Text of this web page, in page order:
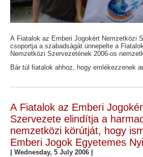
A Fiatalok az Emberi Jogokért Nemzetközi
csoportja a szabadságát ünnepelte a
Nemzetközi Szervezetének 2006-os
Bár túl fiatalok ahhoz, hogy emlékezzenek
A Fiatalok az Emberi
Szervezete elindítja a
nemzetközi körútját, hogy
Emberi Jogok Egyetemes
Wednesday, 5 July 2006